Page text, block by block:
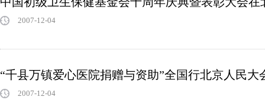
2007-12-04
“千县万镇爱心医院捐赠与资助”全国行北京人民大
2007-12-04